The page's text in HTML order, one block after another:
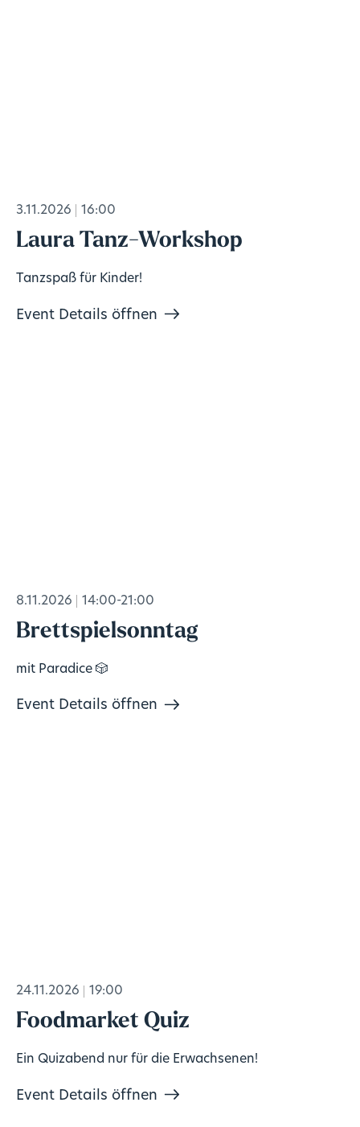
3.11.2026 16:00
Laura Tanz-Workshop
Tanzspaß für Kinder!
Event Details öffnen
8.11.2026 14:00-21:00
Brettspielsonntag
mit Paradice 🎲
Event Details öffnen
24.11.2026 19:00
Foodmarket Quiz
Ein Quizabend nur für die Erwachsenen!
Event Details öffnen